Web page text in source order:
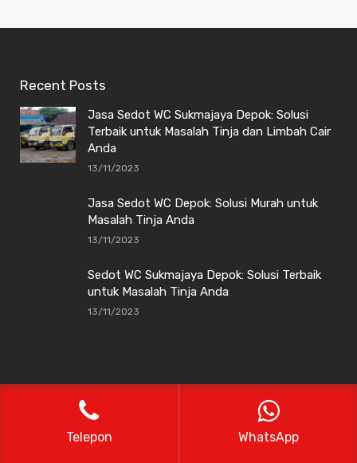
Recent Posts
Jasa Sedot WC Sukmajaya Depok: Solusi
Terbaik untuk Masalah Tinja dan Limbah Cair
Anda
13/11/2023
Jasa Sedot WC Depok: Solusi Murah untuk
Masalah Tinja Anda
13/11/2023
Sedot WC Sukmajaya Depok: Solusi Terbaik
untuk Masalah Tinja Anda
13/11/2023
Sedot WC Depok Alaska
Telepon WhatsApp